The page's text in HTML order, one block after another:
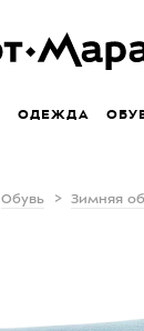
ОДЕЖДА
Обувь Зимняя